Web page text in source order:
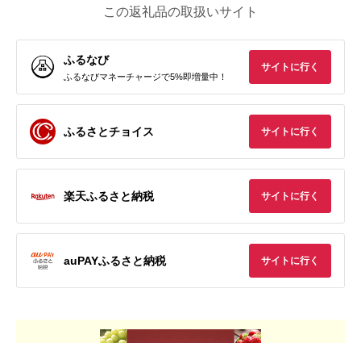
この返礼品の取扱いサイト
ふるなび
ふるなびマネーチャージで5%即増量中！
サイトに行く
ふるさとチョイス サイトに行く
楽天ふるさと納税 サイトに行く
auPAYふるさと納税 サイトに行く